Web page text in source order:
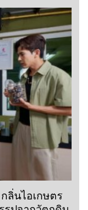
ลิ่นไอเกษตร